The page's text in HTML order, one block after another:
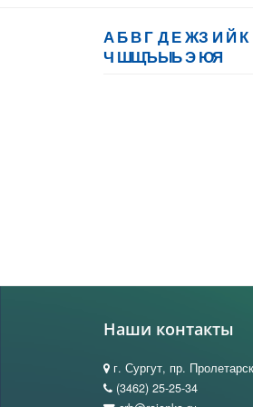
АБВГ ДЕЖЗ И Й К
Ч ШЩЪЫЬЭЮЯ
Наши контакты
г. Сургут, пр.
(3462) 25-25-34